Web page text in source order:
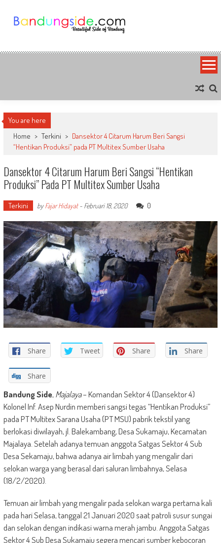
content
Bandung Side
You are here
Home > Terkini > Dansektor 4 Citarum Harum Beri Sangsi
“Hentikan Produksi” pada PT Multitex Sumber Usaha
Dansektor 4 Citarum Harum Beri Sangsi “Hentikan
Produksi” Pada PT Multitex Sumber Usaha
Terkini byFajar Hidayat- Februari 18, 2020 0
Share Tweet Share Share
Share
Bandung Side, Majalaya– Komandan Sektor 4 (Dansektor 4)
Kolonel Inf. Asep Nurdin memberi sangsi tegas “Hentikan Produksi”
pada PT Multitex Sarana Usaha (PT MSU) pabrik tekstil yang
berlokasi diwilayah, jl. Balekambang, Desa Sukamaju, Kecamatan
Majalaya. Setelah adanya temuan anggota Satgas Sektor 4 Sub
Desa Sekamaju, bahwa adanya air limbah yang mengalir dari
selokan warga yang berasal dari saluran limbahnya, Selasa
(18/2/2020).
Temuan air limbah yang mengalir pada selokan warga pertama kali
pada hari Selasa, tanggal 21 Januari 2020 saat patroli susur sungai
dan selokan dengan indikasi warna merah jambu. Anggota Satgas
Sektor 4 Sub Desa Sukamaju segera mencari sumber kebocoran